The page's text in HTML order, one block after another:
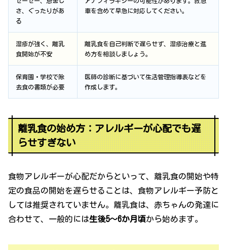
さ、ぐったりがあ
る
車を含めて早急に対応してください。
湿疹が強く、離乳
食開始が不安
離乳食を自己判断で遅らせず、湿疹治療と進
め方を相談しましょう。
保育園・学校で除
去食の書類が必要
医師の診断に基づいて生活管理指導表などを
作成します。
離乳食の始め方：アレルギーが心配でも遅
らせすぎない
食物アレルギーが心配だからといって、離乳食の開始や特
定の食品の開始を遅らせることは、食物アレルギー予防と
しては推奨されていません。離乳食は、赤ちゃんの発達に
合わせて、一般的には生後5〜6か月頃から始めます。